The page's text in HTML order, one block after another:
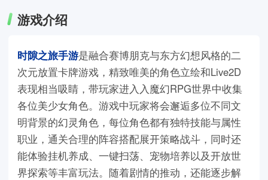
游戏介绍
时隙之旅手游是融合赛博朋克与东方幻想风格的二
次元放置卡牌游戏，精致唯美的角色立绘和Live2D
表现相当吸睛，带玩家进入入魔幻RPG世界中收集
各位美少女角色。游戏中玩家将会邂逅多位不同文
明背景的幻灵角色，每位角色都有独特技能与属性
职业，通关合理的阵容搭配展开策略战斗，同时还
能体验挂机养成、一键扫荡、宠物培养以及开放世
界探索等丰富玩法。随着剧情的推动，还能逐步解